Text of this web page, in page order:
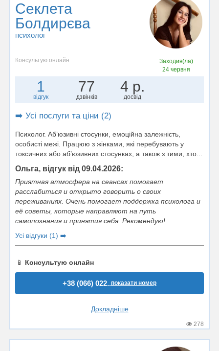
Секлета
Болдирєва
психолог
Консультую онлайн
Заходив(ла)
24 червня
1
відгук
77
дзвінків
4 р.
досвід
➡️ Усі послуги та ціни (2)
Психолог. Аб’юзивні стосунки, емоційна залежність,
особисті межі. Працюю з жінками, які перебувають у
токсичних або аб’юзивних стосунках, а також з тими, хто...
Ольга, відгук від 09.04.2026:
Приятная атмосфера на сеансах помогает
расслабиться и открыто говорить о своих
переживаниях. Очень помогает поддержка психолога и
её советы, которые направляют на путь
самопознания и принятия себя. Рекомендую!
Усі відгуки (1) ➡️
📱 Консультую онлайн
+38 (066) 022..показати номер
Докладніше
278